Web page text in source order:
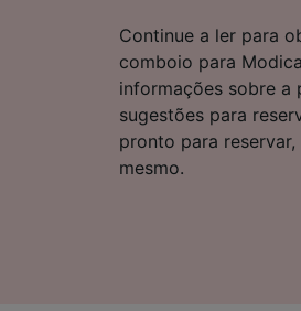
Continue a ler para
comboio para
informações sobre
sugestões para
pronto para
mesmo.